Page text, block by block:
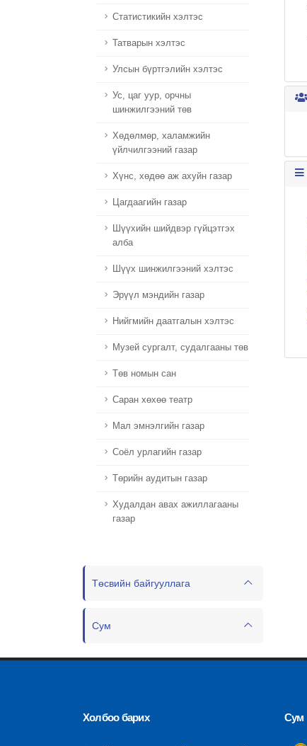
Статистикийн хэлтэс
Татварын хэлтэс
Улсын бүртгэлийн хэлтэс
Ус, цаг уур, орчны
шинжилгээний төв
Хөдөлмөр, халамжийн
үйлчилгээний газар
Хүнс, хөдөө аж ахуйн газар
Цагдаагийн газар
Шүүхийн шийдвэр гүйцэтгэх
алба
Шүүх шинжилгээний хэлтэс
Эрүүл мэндийн газар
Нийгмийн даатгалын хэлтэс
Музей сургалт, судалгааны төв
Төв номын сан
Саран хөхөө театр
Мал эмнэлгийн газар
Соёл урлагийн газар
Төрийн аудитын газар
Худалдан авах ажиллагааны
газар
Төсвийн байгууллага
Сум
Холбоо барих Сум